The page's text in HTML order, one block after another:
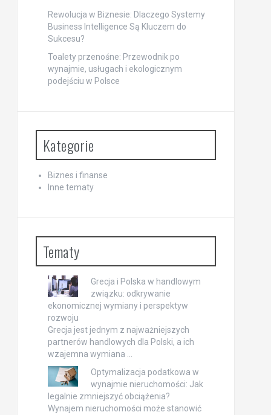
Rewolucja w Biznesie: Dlaczego Systemy
Business Intelligence Są Kluczem do
Sukcesu?
Toalety przenośne: Przewodnik po
wynajmie, usługach i ekologicznym
podejściu w Polsce
Kategorie
Biznes i finanse
Inne tematy
Tematy
Grecja i Polska w handlowym
związku: odkrywanie
ekonomicznej wymiany i perspektyw
rozwoju
Grecja jest jednym z najważniejszych
partnerów handlowych dla Polski, a ich
wzajemna wymiana …
Optymalizacja podatkowa w
wynajmie nieruchomości: Jak
legalnie zmniejszyć obciążenia?
Wynajem nieruchomości może stanowić